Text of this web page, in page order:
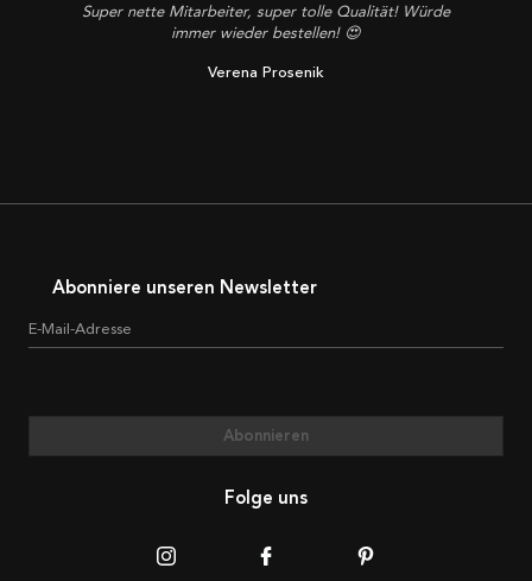
Super nette Mitarbeiter, super tolle Qualität! Würde
immer wieder bestellen! 😍
Verena Prosenik
Abonniere unseren Newsletter
E-Mail-Adresse
Abonnieren
Folge uns